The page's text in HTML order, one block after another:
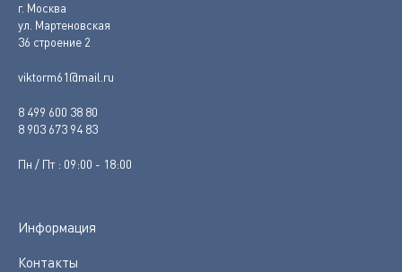
г. Москва
ул. Мартеновская
36 строение 2
viktorm61@mail.ru
8 499 600 38 80
8 903 673 94 83
Пн / Пт : 09:00 - 18:00
Информация
Контакты